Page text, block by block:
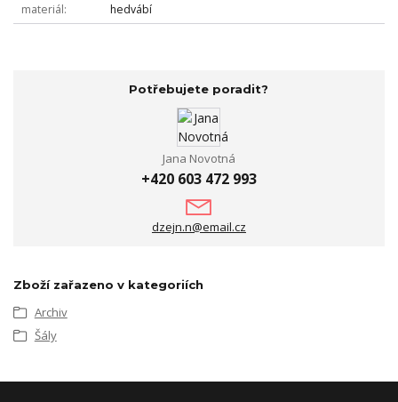
materiál
hedvábí
Potřebujete poradit?
Jana Novotná
+420 603 472 993
dzejn.n@email.cz
Zboží zařazeno v kategoriích
Archiv
Šály